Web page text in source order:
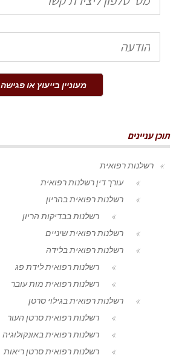
הודעה
מעוניין בייעוץ או פגישה
תוכן עניינים
רשלנות רפואית
עורך דין רשלנות רפואית
רשלנות רפואית בהריון
רשלנות בבדיקות הריון
רשלנות רפואית שיניים
רשלנות רפואית בלידה
רשלנות רפואית לידת פג
רשלנות רפואית מות עובר
רשלנות רפואית בגילוי סרטן
רשלנות רפואית סרטן העור
רשלנות רפואית באונקולוגיה
רשלנות רפואית סרטן ריאות